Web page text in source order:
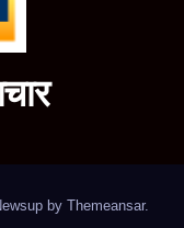
by Themeansar.